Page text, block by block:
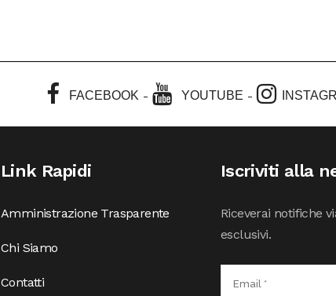
FACEBOOK- YOUTUBE -
Link Rapidi
Amministrazione Trasparente
Chi Siamo
Contatti
Iscriviti alla
Riceverai notifiche
esclusivi.